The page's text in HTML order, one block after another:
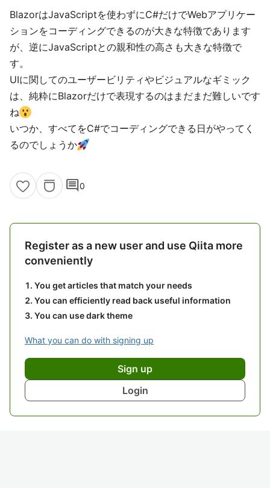
BlazorはJavaScriptを使わずにC#だけでWebアプリケー
ションをコーディングできるのが大きな特徴であります
が、逆にJavaScriptとの親和性の高さも大きな特徴で
す。
UIに関してのユーザービリティやビジュアルなギミック
は、純粋にBlazorだけで表現するのはまだまだ難しいです
ね
いつか、すべてをC#でコーディングできる日がやってく
るのでしょうか
comment0
Register as a new user and use Qiita more
conveniently
You get articles that match your needs
You can efficiently read back useful information
You can use dark theme
What you can do with signing up
Sign up
Login